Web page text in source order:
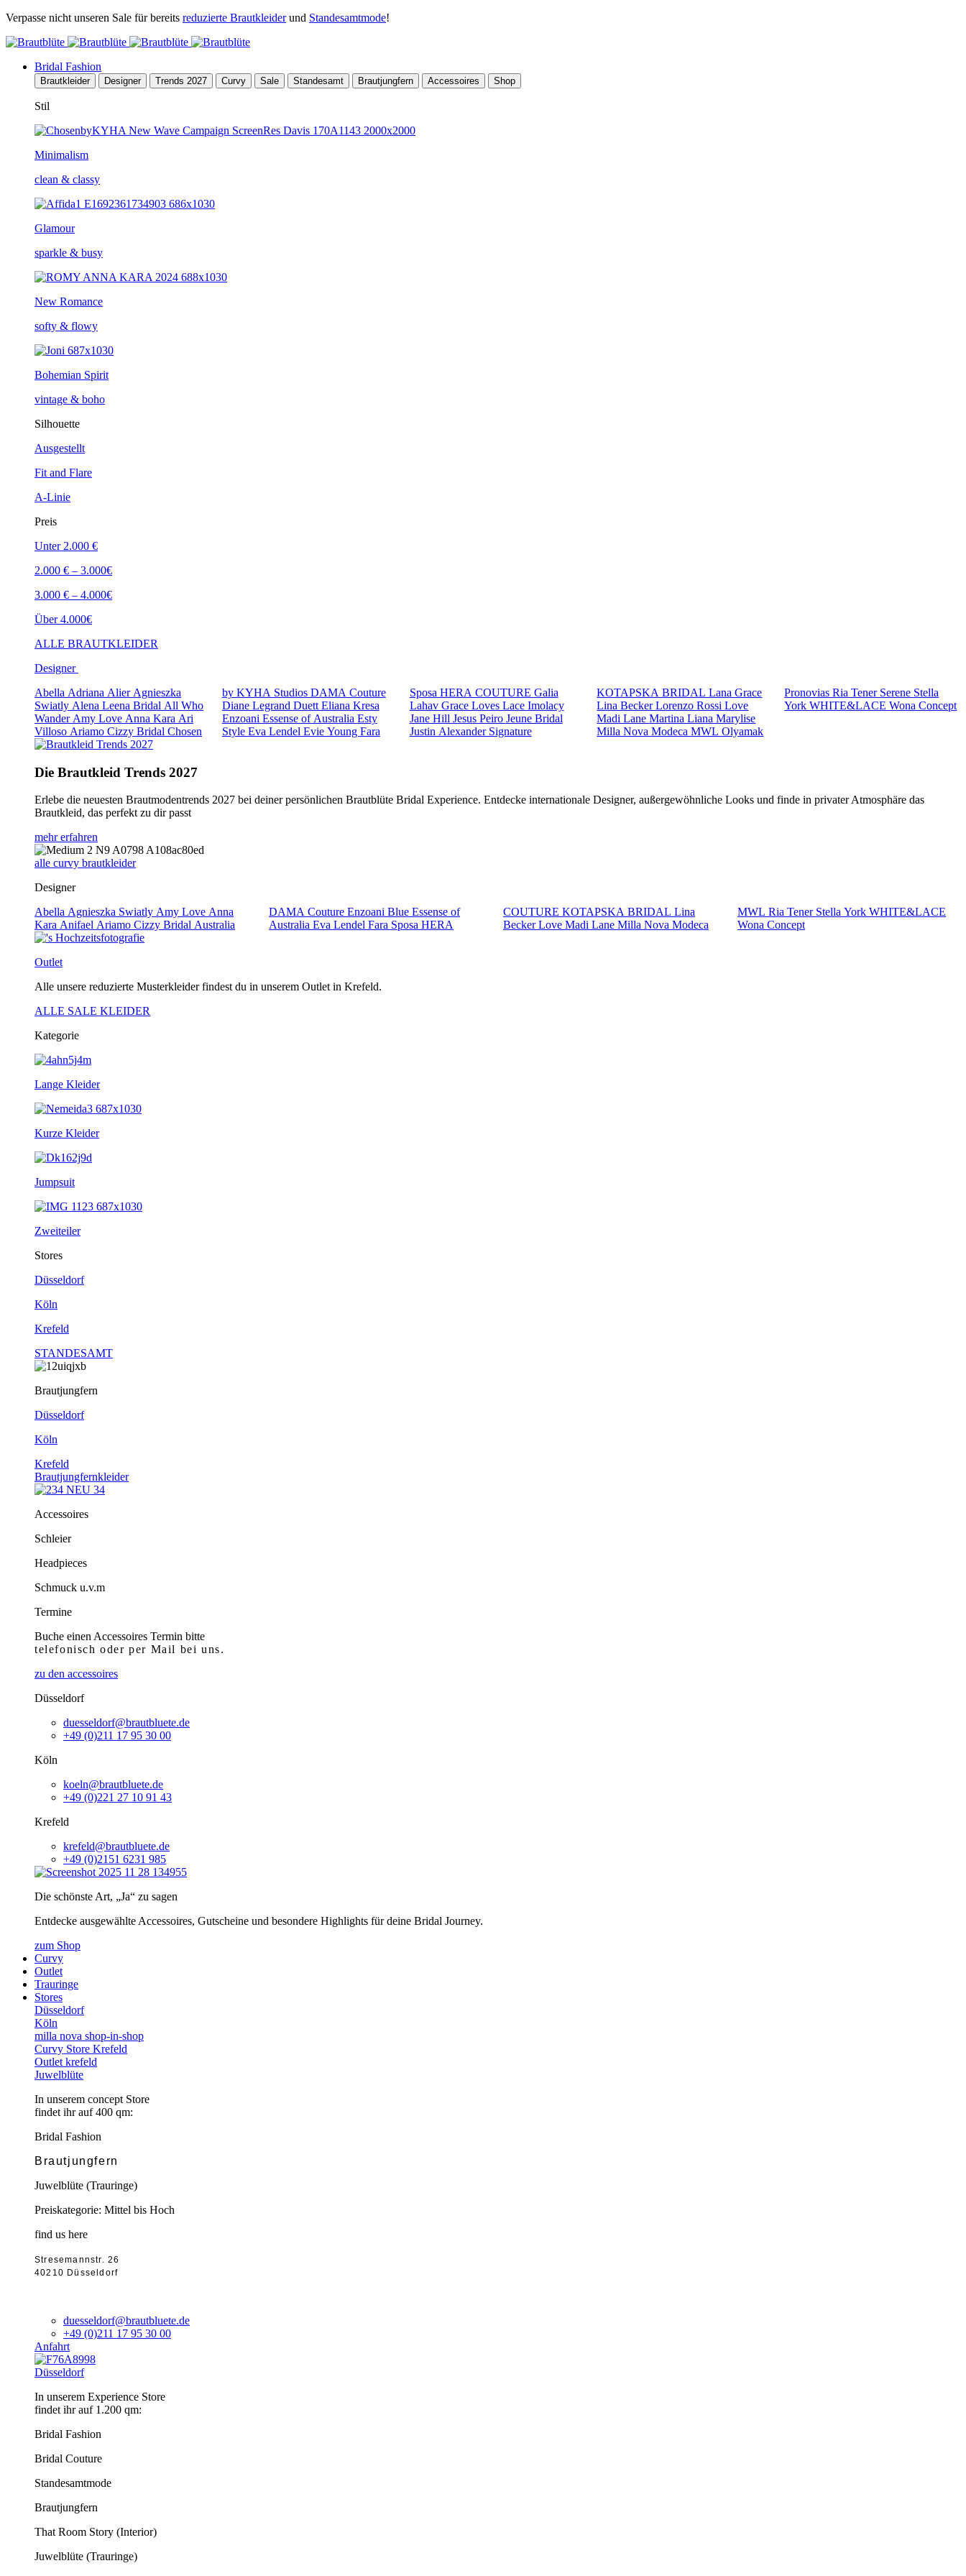
Verpasse nicht unseren Sale für bereits reduzierte Brautkleiderund Standesamtmode!
Bridal Fashion
Brautkleider Designer Trends 2027 Curvy Sale Standesamt Brautjungfern Accessoires Shop
Stil
Minimalism
clean & classy
Glamour
sparkle & busy
New Romance
softy & flowy
Bohemian Spirit
vintage & boho
Silhouette
Ausgestellt
Fit and Flare
A-Linie
Preis
Unter 2.000 €
2.000 € – 3.000€
3.000 € – 4.000€
Über 4.000€
ALLE BRAUTKLEIDER
Designer
Abella Adriana Alier Agnieszka
Swiatly Alena Leena Bridal All Who
Wander Amy Love Anna Kara Ari
Villoso Ariamo Cizzy Bridal Chosen
by KYHA Studios DAMA Couture
Diane Legrand Duett Eliana Kresa
Enzoani Essense of Australia Esty
Style Eva Lendel Evie Young Fara
Sposa HERA COUTURE Galia
Lahav Grace Loves Lace Imolacy
Jane Hill Jesus Peiro Jeune Bridal
Justin Alexander Signature
KOTAPSKA BRIDALLana Grace
Lina BeckerLorenzo RossiLove
Madi LaneMartina LianaMarylise
Milla NovaModecaMWLOlyamak
PronoviasRia Tener Serene Stella
YorkWHITE&LACEWona Concept
Die Brautkleid Trends 2027
Erlebe die neuesten Brautmodentrends 2027 bei deiner persönlichen Brautblüte Bridal Experience. Entdecke internationale Designer, außergewöhnliche Looks und finde in privater Atmosphäre das
Brautkleid, das perfekt zu dir passt
mehr erfahren
alle curvy brautkleider
Designer
Abella Agnieszka Swiatly Amy Love Anna
Kara Anifael Ariamo Cizzy Bridal Australia
DAMA Couture Enzoani Blue Essense of
Australia Eva Lendel Fara Sposa HERA
COUTURE KOTAPSKA BRIDAL Lina
BeckerLove Madi Lane Milla Nova Modeca
MWL Ria Tener Stella York WHITE&LACE
Wona Concept
Outlet
Alle unsere reduzierte Musterkleider findest du in unserem Outlet in Krefeld.
ALLE SALE KLEIDER
Kategorie
Lange Kleider
Kurze Kleider
Jumpsuit
Zweiteiler
Stores
Düsseldorf
Köln
Krefeld
STANDESAMT
Brautjungfern
Düsseldorf
Köln
Krefeld
Brautjungfernkleider
Accessoires
Schleier
Headpieces
Schmuck u.v.m
Termine
Buche einen Accessoires Termin bitte
telefonischoder per Mail bei uns.
zu den accessoires
Düsseldorf
duesseldorf@brautbluete.de
+49 (0)211 17 95 30 00
Köln
koeln@brautbluete.de
+49 (0)221 27 10 91 43
Krefeld
krefeld@brautbluete.de
+49 (0)2151 6231 985
Die schönste Art, „Ja“ zu sagen
Entdecke ausgewählte Accessoires, Gutscheine und besondere Highlights für deine Bridal Journey.
zum Shop
Curvy
Outlet
Trauringe
Stores
Düsseldorf
Köln
milla nova shop-in-shop
Curvy Store Krefeld
Outlet krefeld
Juwelblüte
In unserem concept Store
findet ihr auf 400 qm:
Bridal Fashion
Brautjungfern
Juwelblüte (Trauringe)
Preiskategorie: Mittel bis Hoch
find us here
Stresemannstr. 26
40210 Düsseldorf
duesseldorf@brautbluete.de
+49 (0)211 17 95 30 00
Anfahrt
Düsseldorf
In unserem Experience Store
findet ihr auf 1.200 qm:
Bridal Fashion
Bridal Couture
Standesamtmode
Brautjungfern
That Room Story (Interior)
Juwelblüte (Trauringe)